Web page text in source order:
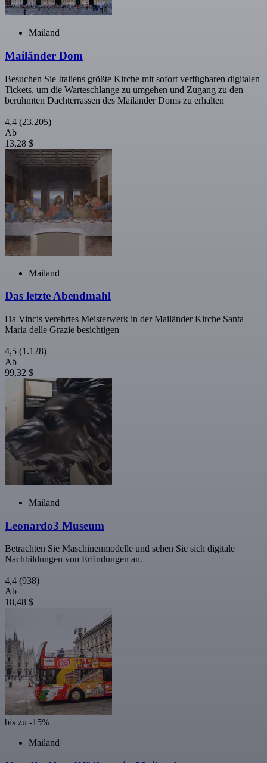
Mailand
Mailänder Dom
Besuchen Sie Italiens größte Kirche mit sofort verfügbaren digitalen
Tickets, um die Warteschlange zu umgehen und Zugang zu den
berühmten Dachterrassen des Mailänder Doms zu erhalten
4,4 (23.205)
Ab
13,28 $
Mailand
Das letzte Abendmahl
Da Vincis verehrtes Meisterwerk in der Mailänder Kirche Santa
Maria delle Grazie besichtigen
4,5 (1.128)
Ab
99,32 $
Mailand
Leonardo3 Museum
Betrachten Sie Maschinenmodelle und sehen Sie sich digitale
Nachbildungen von Erfindungen an.
4,4 (938)
Ab
18,48 $
bis zu -15%
Mailand